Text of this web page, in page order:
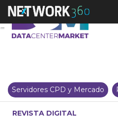
Servidores CPD y Mercado
REVISTA DIGITAL